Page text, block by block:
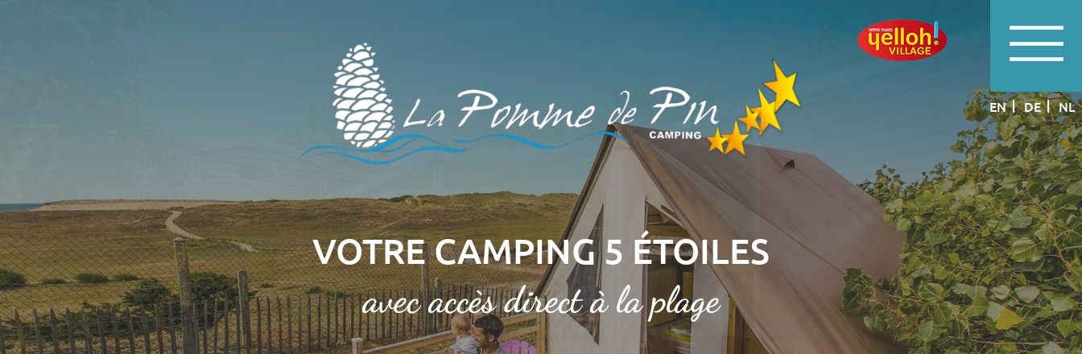
EN DE NL
VOTRE CAMPING 5 ÉTOILES
avec accès direct à la plage